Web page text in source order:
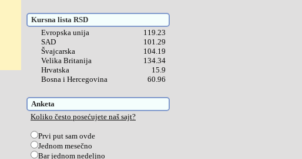
Kursna lista RSD
Evropska unija
119.23
SAD
101.29
Švajcarska
104.19
Velika Britanija
134.34
Hrvatska
15.9
Bosna i Hercegovina
60.96
Anketa
Koliko često posećujete naš sajt?
Prvi put sam ovde
Jednom mesečno
Bar jednom nedeljno